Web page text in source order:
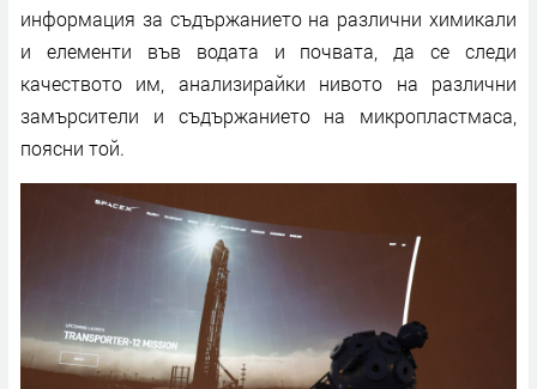
информация за съдържанието на различни химикали
и елементи във водата и почвата, да се следи
качеството им, анализирайки нивото на различни
замърсители и съдържанието на микропластмаса,
поясни той.